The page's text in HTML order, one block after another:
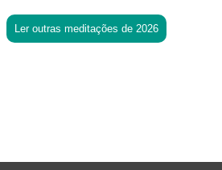
Ler outras meditações de 2026